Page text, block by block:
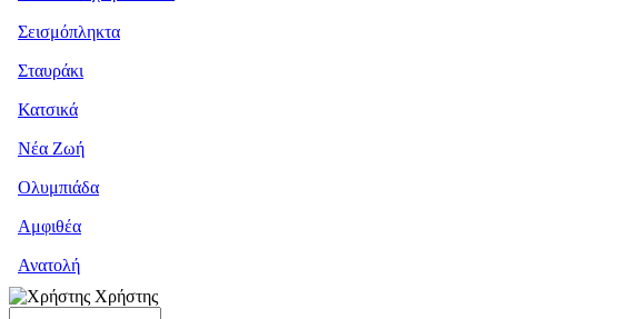
Σεισμόπληκτα
Σταυράκι
Κατσικά
Νέα Ζωή
Ολυμπιάδα
Αμφιθέα
Ανατολή
Χρήστης